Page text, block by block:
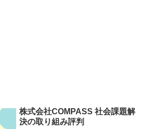
株式会社COMPASS 社会課題解
決の取り組み評判